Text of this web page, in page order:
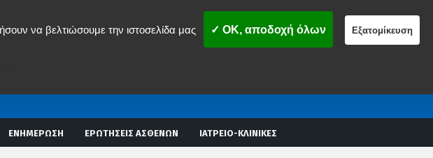
ΕΝΗΜΕΡΩΣΗ ΕΡΩΤΗΣΕΙΣ ΑΣΘΕΝΩΝ ΙΑΤΡΕΙΟ-ΚΛΙΝΙΚΕΣ
να βελτιώσουμε την ιστοσελίδα μας ✓ OK, αποδοχή όλων Εξατομίκευση